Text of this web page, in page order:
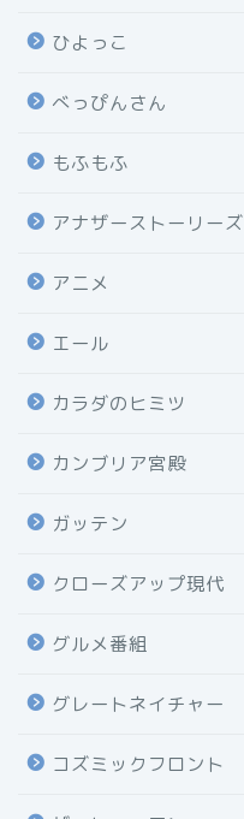
ひよっこ
べっぴんさん
もふもふ
アナザーストーリーズ
アニメ
エール
カラダのヒミツ
カンブリア宮殿
ガッテン
クローズアップ現代
グルメ番組
グレートネイチャー
コズミックフロント